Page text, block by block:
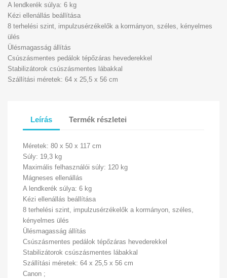
A lendkerék súlya: 6 kg
Kézi ellenállás beállítása
8 terhelési szint, impulzusérzékelők a kormányon, széles, kényelmes
ülés
Ülésmagasság állítás
Csúszásmentes pedálok tépőzáras hevederekkel
Stabilizátorok csúszásmentes lábakkal
Szállítási méretek: 64 x 25,5 x 56 cm
Leírás Termék részletei
Méretek: 80 x 50 x 117 cm
Súly: 19,3 kg
Maximális felhasználói súly: 120 kg
Mágneses ellenállás
A lendkerék súlya: 6 kg
Kézi ellenállás beállítása
8 terhelési szint, impulzusérzékelők a kormányon, széles,
kényelmes ülés
Ülésmagasság állítás
Csúszásmentes pedálok tépőzáras hevederekkel
Stabilizátorok csúszásmentes lábakkal
Szállítási méretek: 64 x 25,5 x 56 cm
Canon ;